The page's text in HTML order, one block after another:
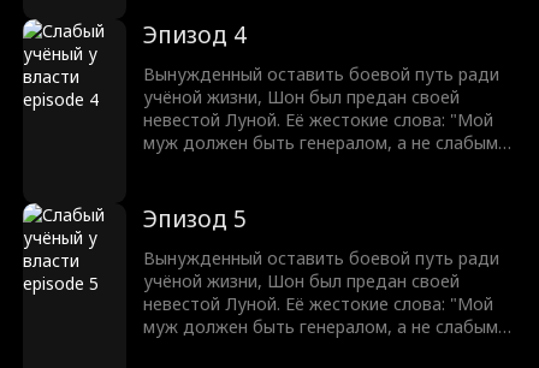
Оставив учёную жизнь позади, он восстаёт
из пепла, чтобы завоевать землю и вернуть
свою судьбу легендарного генерала. Никто
не может остановить мужчину, которому
суждено править.
Эпизод 4
Вынужденный оставить боевой путь ради
учёной жизни, Шон был предан своей
невестой Луной. Её жестокие слова: "Мой
муж должен быть генералом, а не слабым
Оставив учёную жизнь позади, он восстаёт
из пепла, чтобы завоевать землю и вернуть
свою судьбу легендарного генерала. Никто
не может остановить мужчину, которому
суждено править.
Эпизод 5
Вынужденный оставить боевой путь ради
учёной жизни, Шон был предан своей
невестой Луной. Её жестокие слова: "Мой
муж должен быть генералом, а не слабым